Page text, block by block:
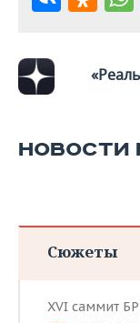
НОВОСТИ
Сюжеты
XVI саммит